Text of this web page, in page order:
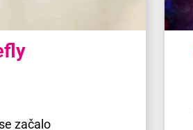
začalo